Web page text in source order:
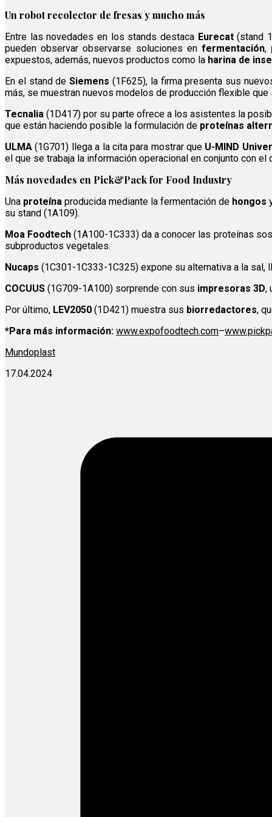
Un robot recolector de fresas y mucho más
Entre las novedades en los stands destaca Eurecat(stand
pueden observar observarse soluciones en fermentación,
expuestos, además, nuevos productos como la harina de
En el stand deSiemens(1F625), la firma presenta sus
más, se muestran nuevos modelos de producción flexible
Tecnalia (1D417) por su parte ofrece a los asistentes la
que están haciendo posible la formulación de proteínas
ULMA(1G701) llega a la cita para mostrar que U-MIND
el que se trabaja la información operacional en conjunto con
Más novedades en Pick&Pack for Food Industry
Una proteínaproducida mediante la fermentación de hongos
su stand (1A109).
Moa Foodtech (1A100-1C333) da a conocer las proteínas
subproductos vegetales.
Nucaps (1C301-1C333-1C325) expone su alternativa a la sal,
COCUUS (1G709-1A100) sorprende con sus impresoras 3D,
Por último, LEV2050 (1D421) muestra sus biorredactores,
*Para más información: www.expofoodtech.com–
Mundoplast
17.04.2024